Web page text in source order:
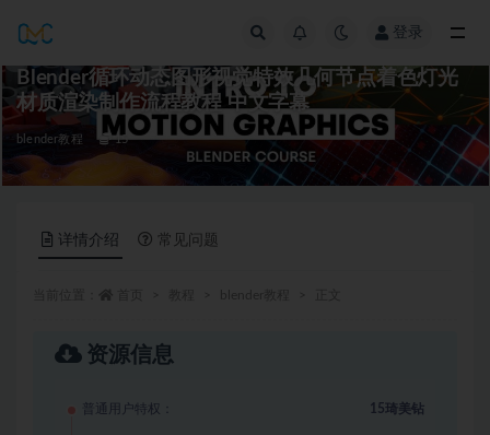
登录
Blender循环动态图形视觉特效几何节点着色灯光
材质渲染制作流程教程 中文字幕
blender教程 15
详情介绍 常见问题
资源信息
普通用户特权： 15琦美钻